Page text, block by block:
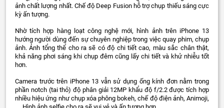
ảnh chất lượng nhất. Chế độ Deep Fusion hỗ trợ chụp thiếu sáng cực
kỳ ấn tượng.
Nhờ tích hợp hàng loạt công nghệ mới, hình ảnh trên iPhone 13
hướng người dùng đến sự chuyên nghiệp trong việc quay phim, chụp
ảnh. Ảnh tổng thể cho ra sẽ có độ chi tiết cao, màu sắc chân thật,
khả năng phơi sáng khi chụp đêm cũng lấy chi tiết và khử nhiễu tốt
hơn.
Camera trước trên iPhone 13 vẫn sử dụng ống kính đơn nằm trong
phần notch (tai thỏ) độ phân giải 12MP khẩu độ f/2.2 được tích hợp
nhiều hiệu ứng như chụp xóa phông bokeh, chế độ điện ảnh, Animoji,